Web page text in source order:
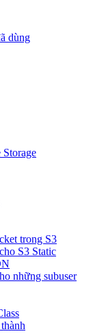
dùng
trong S3
S3 Static
những subuser